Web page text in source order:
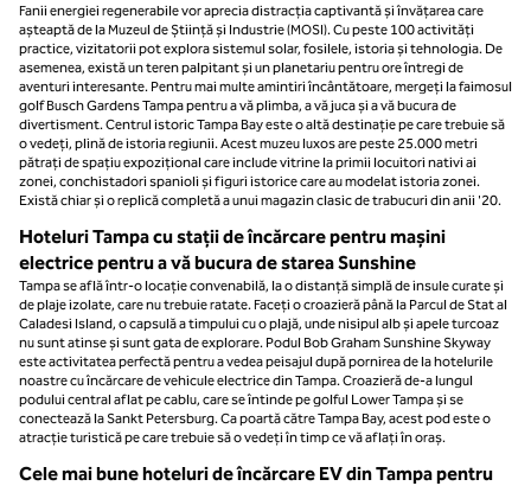
Fanii energiei regenerabile vor aprecia distracția captivantă și învățarea care
așteaptă de la Muzeul de Știință și Industrie (MOSI). Cu peste 100 activități
practice, vizitatorii pot explora sistemul solar, fosilele, istoria și tehnologia. De
asemenea, există un teren palpitant și un planetariu pentru ore întregi de
aventuri interesante. Pentru mai multe amintiri încântătoare, mergeți la faimosul
golf Busch Gardens Tampa pentru a vă plimba, a vă juca și a vă bucura de
divertisment. Centrul istoric Tampa Bay este o altă destinație pe care trebuie să
o vedeți, plină de istoria regiunii. Acest muzeu luxos are peste 25.000 metri
pătrați de spațiu expozițional care include vitrine la primii locuitori nativi ai
zonei, conchistadori spanioli și figuri istorice care au modelat istoria zonei.
Există chiar și o replică completă a unui magazin clasic de trabucuri din anii '20.
Hoteluri Tampa cu stații de încărcare pentru mașini
electrice pentru a vă bucura de starea Sunshine
Tampa se află într-o locație convenabilă, la o distanță simplă de insule curate și
de plaje izolate, care nu trebuie ratate. Faceți o croazieră până la Parcul de Stat al
Caladesi Island, o capsulă a timpului cu o plajă, unde nisipul alb și apele turcoaz
nu sunt atinse și sunt gata de explorare. Podul Bob Graham Sunshine Skyway
este activitatea perfectă pentru a vedea peisajul după pornirea de la hotelurile
noastre cu încărcare de vehicule electrice din Tampa. Croazieră de-a lungul
podului central aflat pe cablu, care se întinde pe golful Lower Tampa și se
conectează la Sankt Petersburg. Ca poartă către Tampa Bay, acest pod este o
atracție turistică pe care trebuie să o vedeți în timp ce vă aflați în oraș.
Cele mai bune hoteluri de încărcare EV din Tampa pentru